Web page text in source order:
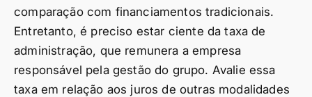
comparação com financiamentos tradicionais.
Entretanto, é preciso estar ciente da taxa de
administração, que remunera a empresa
responsável pela gestão do grupo. Avalie essa
taxa em relação aos juros de outras modalidades